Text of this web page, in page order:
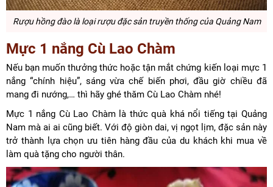
Rượu hồng đào là loại rượu đặc sản truyền thống của Quảng Nam
Mực 1 nắng Cù Lao Chàm
Nếu bạn muốn thưởng thức hoặc tận mắt chứng kiến loại mực 1
nắng “chính hiệu”, sáng vừa chế biến phơi, đầu giờ chiều đã
mang đi nướng,… thì hãy ghé thăm Cù Lao Chàm nhé!
Mực 1 nắng Cù Lao Chàm là thức quà khá nổi tiếng tại Quảng
Nam mà ai ai cũng biết. Với độ giòn dai, vị ngọt lịm, đặc sản này
trở thành lựa chọn ưu tiên hàng đầu của du khách khi mua về
làm quà tặng cho người thân.